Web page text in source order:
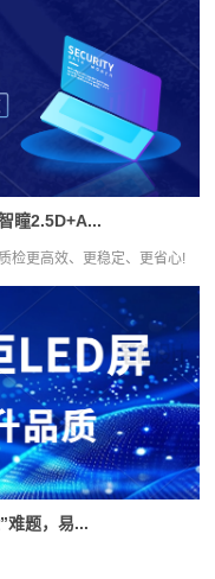
瞳2.5D+A...
检更高效、更稳定、更省心!
难题，易...